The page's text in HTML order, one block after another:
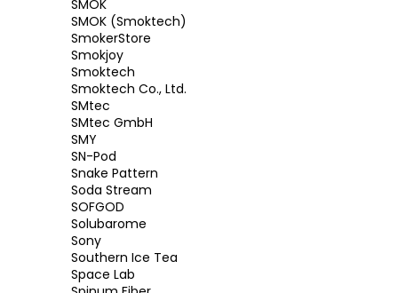
SMOK
SMOK (Smoktech)
SmokerStore
Smokjoy
Smoktech
Smoktech Co., Ltd.
SMtec
SMtec GmbH
SMY
SN-Pod
Snake Pattern
Soda Stream
SOFGOD
Solubarome
Sony
Southern Ice Tea
Space Lab